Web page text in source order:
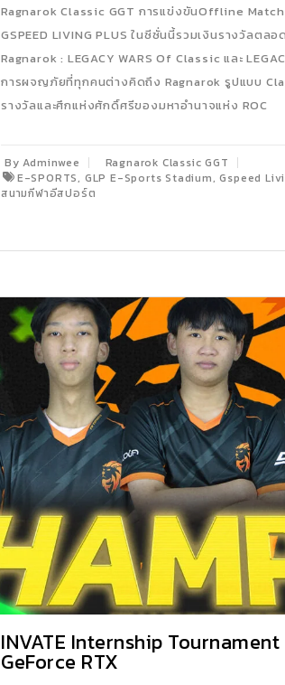
Ragnarok Classic GGT การแข่งขันOffline
GSPEED LIVING PLUS ในซีซั่นนี้รวมเงินรางวัลต
Ragnarok : LEGACY WARS Of Classic และ
การผจญภัยที่ทุกคนต่างคิดถึง Ragnarok รูปแบบ
รางวัลและศึกแห่งศักดิ์ศรีของมหาอำนาจแห่ง ROC
By Adminwee
Ragnarok Classic GGT
E-SPORTS, GLP E-Sports Stadium,Gspeed
สนามกีฬาอีสปอร์ต
INVATE Internship
GeForce RTX